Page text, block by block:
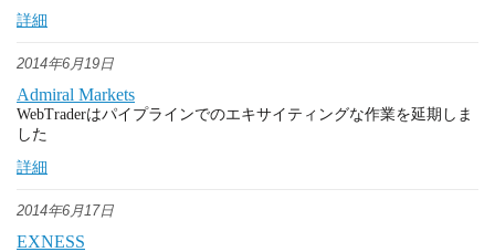
詳細
2014年6月19日
Admiral Markets
WebTraderはパイプラインでのエキサイティングな作業を延期しま
した
詳細
2014年6月17日
EXNESS